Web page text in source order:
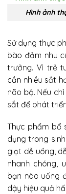
Hình ảnh
Sử dụng thực
bào đảm nhu
trưởng. Vì trẻ
cần nhiều sắt
não bộ. Nếu
sắt để phát
Thực phẩm bổ
dụng trong
giọt dễ uống,
nhanh chóng,
bạn nào uống
dậy hiệu quả